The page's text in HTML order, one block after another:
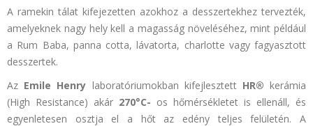
A ramekin tálat kifejezetten azokhoz a desszertekhez tervezték,
amelyeknek nagy hely kell a magasság növeléséhez, mint például
a Rum Baba, panna cotta, lávatorta, charlotte vagy fagyasztott
desszertek.
Az Emile Henry laboratóriumokban kifejlesztett HR® kerámia
(High Resistance) akár 270°C- os hőmérsékletet is ellenáll, és
egyenletesen osztja el a hőt az edény teljes felületén. A